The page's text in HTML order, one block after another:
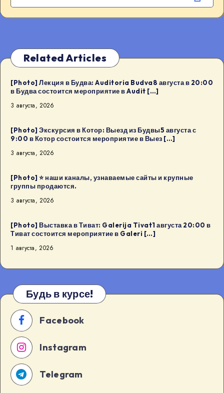
Related Articles
[Photo] Лекция в Будва: Auditoria Budva8 августа в 20:00
в Будва состоится мероприятие в Audit […]
3 августа, 2026
[Photo] Экскурсия в Котор: Выезд из Будвы5 августа с
9:00 в Котор состоится мероприятие в Выез […]
3 августа, 2026
[Photo] ⭐️ наши каналы, узнаваемые сайты и крупные
группы продаются.
3 августа, 2026
[Photo] Выставка в Тиват: Galerija Tivat1 августа 20:00 в
Тиват состоится мероприятие в Galeri […]
1 августа, 2026
Будь в курсе!
Facebook
Instagram
Telegram